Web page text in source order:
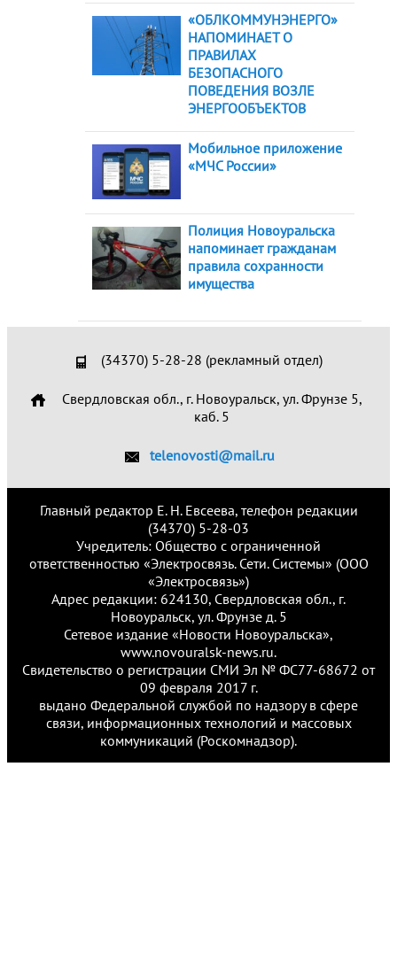
«ОБЛКОММУНЭНЕРГО»
НАПОМИНАЕТ О
ПРАВИЛАХ
БЕЗОПАСНОГО
ПОВЕДЕНИЯ ВОЗЛЕ
ЭНЕРГООБЪЕКТОВ
Мобильное приложение
«МЧС России»
Полиция Новоуральска
напоминает гражданам
правила сохранности
имущества
(34370) 5-28-28 (рекламный отдел)
Свердловская обл., г. Новоуральск, ул. Фрунзе 5,
каб. 5
telenovosti@mail.ru
Главный редактор Е. Н. Евсеева, телефон редакции
(34370) 5-28-03
Учредитель: Общество с ограниченной
ответственностью «Электросвязь. Сети. Системы» (ООО
«Электросвязь»)
Адрес редакции: 624130, Свердловская обл., г.
Новоуральск, ул. Фрунзе д. 5
Сетевое издание «Новости Новоуральска»,
www.novouralsk-news.ru.
Свидетельство о регистрации СМИ Эл № ФС77-68672 от
09 февраля 2017 г.
выдано Федеральной службой по надзору в сфере
связи, информационных технологий и массовых
коммуникаций (Роскомнадзор).